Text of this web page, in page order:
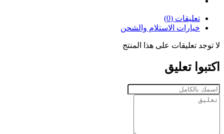
تعليقات (0)
خيارات الاستلام والشحن
لا توجد تعليقات على هذا المنتج
اكتبوا تعليق